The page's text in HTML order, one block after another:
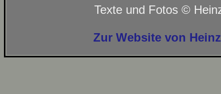
Texte und Fotos ©
Zur Website von